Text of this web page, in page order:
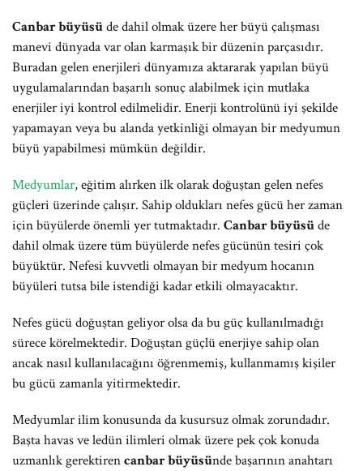
Canbar büyüsüde dahil olmak üzere her büyü çalışması
manevi dünyada var olan karmaşık bir düzenin parçasıdır.
Buradan gelen enerjileri dünyamıza aktararak yapılan büyü
uygulamalarından başarılı sonuç alabilmek için mutlaka
enerjiler iyi kontrol edilmelidir. Enerji kontrolünü iyi şekilde
yapamayan veya bu alanda yetkinliği olmayan bir medyumun
büyü yapabilmesi mümkün değildir.
Medyumlar, eğitim alırken ilk olarak doğuştan gelen nefes
güçleri üzerinde çalışır. Sahip oldukları nefes gücü her zaman
için büyülerde önemli yer tutmaktadır. Canbar büyüsüde
dahil olmak üzere tüm büyülerde nefes gücünün tesiri çok
büyüktür. Nefesi kuvvetli olmayan bir medyum hocanın
büyüleri tutsa bile istendiği kadar etkili olmayacaktır.
Nefes gücü doğuştan geliyor olsa da bu güç kullanılmadığı
sürece körelmektedir. Doğuştan güçlü enerjiye sahip olan
ancak nasıl kullanılacağını öğrenmemiş, kullanmamış kişiler
bu gücü zamanla yitirmektedir.
Medyumlar ilim konusunda da kusursuz olmak zorundadır.
Başta havas ve ledün ilimleri olmak üzere pek çok konuda
uzmanlık gerektirencanbar büyüsünde başarının anahtarı